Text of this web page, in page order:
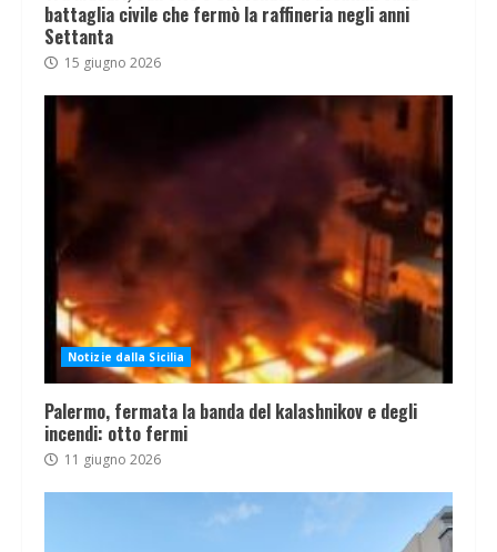
battaglia civile che fermò la raffineria negli anni
Settanta
15 giugno 2026
Notizie dalla Sicilia
Palermo, fermata la banda del kalashnikov e degli
incendi: otto fermi
11 giugno 2026